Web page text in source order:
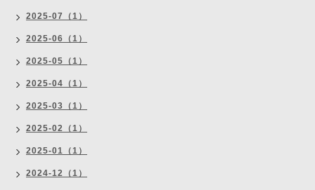
2025-07（1）
2025-06（1）
2025-05（1）
2025-04（1）
2025-03（1）
2025-02（1）
2025-01（1）
2024-12（1）